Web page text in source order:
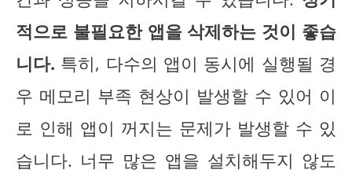
적으로 불필요한 앱을 삭제하는 것이 좋습
니다. 특히, 다수의 앱이 동시에 실행될 경
우 메모리 부족 현상이 발생할 수 있어 이
로 인해 앱이 꺼지는 문제가 발생할 수 있
습니다. 너무 많은 앱을 설치해두지 않도